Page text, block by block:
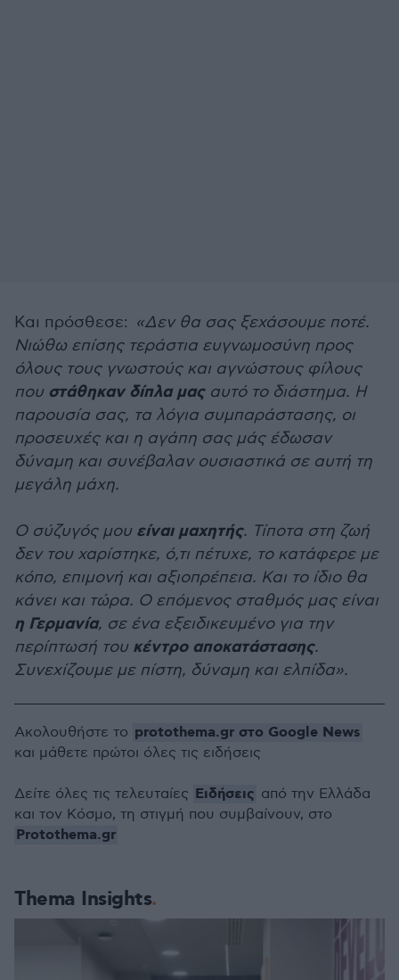
Και πρόσθεσε: «Δεν θα σας ξεχάσουμε ποτέ.
Νιώθω επίσης τεράστια ευγνωμοσύνη προς
όλους τους γνωστούς και αγνώστους φίλους
που στάθηκαν δίπλα μαςαυτό το διάστημα. Η
παρουσία σας, τα λόγια συμπαράστασης, οι
προσευχές και η αγάπη σας μάς έδωσαν
δύναμη και συνέβαλαν ουσιαστικά σε αυτή τη
μεγάλη μάχη.
Ο σύζυγός μουείναι μαχητής. Τίποτα στη ζωή
δεν του χαρίστηκε, ό,τι πέτυχε, το κατάφερε με
κόπο, επιμονή και αξιοπρέπεια. Και το ίδιο θα
κάνει και τώρα. Ο επόμενος σταθμός μας είναι
η Γερμανία, σε ένα εξειδικευμένο για την
περίπτωσή του κέντρο αποκατάστασης.
Συνεχίζουμε με πίστη, δύναμη και ελπίδα».
Thema Insights
Ακολουθήστε το protothema.gr στο Google News
και μάθετε πρώτοι όλες τις ειδήσεις
Δείτε όλες τις τελευταίες Ειδήσεις από την Ελλάδα
και τον Κόσμο, τη στιγμή που συμβαίνουν, στο
Protothema.gr